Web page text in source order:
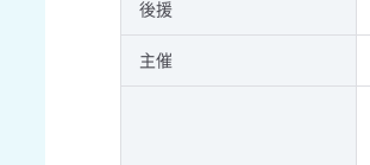
後援
主催